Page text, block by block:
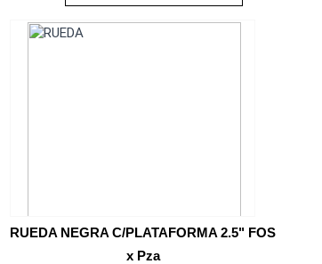
RUEDA NEGRA C/PLATAFORMA 2.5" FOS
x Pza